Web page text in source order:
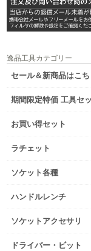
逸品工具カテゴリー
セール＆新商品はこち
期間限定特価 工具セ
お買い得セット
ラチェット
ソケット各種
ハンドルレンチ
ソケットアクセサリ
ドライバー・ビット